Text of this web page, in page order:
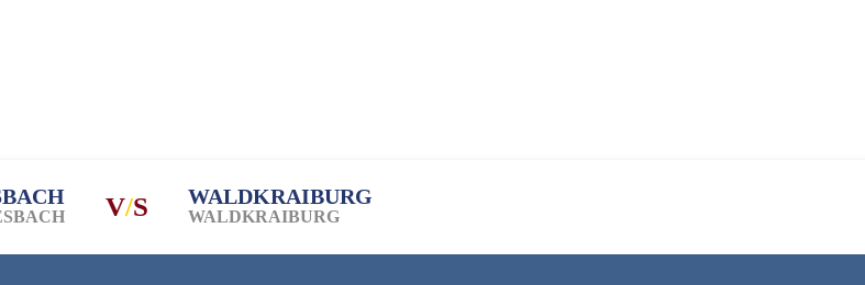
V/S WALDKRAIBURG
WALDKRAIBURG